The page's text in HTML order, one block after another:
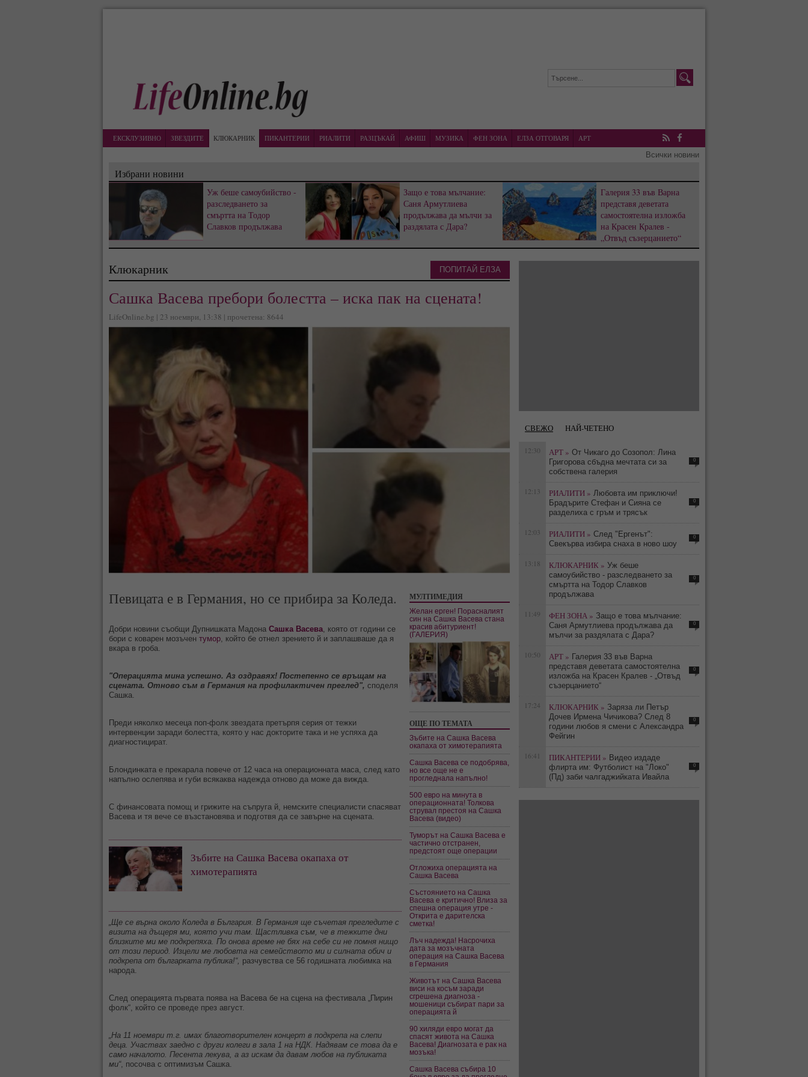
ЕКСКЛУЗИВНО ЗВЕЗДИТЕ КЛЮКАРНИК ПИКАНТЕРИИ РИАЛИТИ РАЗЦЪКАЙ АФИШ МУЗИКА ФЕН ЗОНА ЕЛЗА ОТГОВАРЯ
АРТ
RSS Facebook
Всички новини
Избрани новини
Уж беше самоубийство -
разследването за
смъртта на Тодор
Славков продължава
Защо е това мълчание:
Саня Армутлиева
продължава да мълчи за
раздялата с Дара?
Галерия 33 във Варна
представя деветата
самостоятелна изложба
на Красен Кралев -
„Отвъд съзерцанието“
Клюкарник
Сашка Васева пребори болестта – иска пак на сцената!
LifeOnline.bg | 23 ноември, 13:38 | прочетена: 8644
Певицата е в Германия, но се прибира за Коледа.
Добри новини съобщи Дупнишката Мадона Сашка Васева, която от години се
бори с коварен мозъчен тумор, който бе отнел зрението й и заплашваше да я
вкара в гроба.
"Операцията мина успешно. Аз оздравях! Постепенно се връщам на
сцената. Отново съм в Германия на профилактичен преглед", споделя
Сашка.
Преди няколко месеца поп-фолк звездата претърпя серия от тежки
интервенции заради болестта, която у нас докторите така и не успяха да
диагностицират.
Блондинката е прекарала повече от 12 часа на операционната маса, след като
напълно ослепява и губи всякаква надежда отново да може да вижда.
С финансовата помощ и грижите на съпруга й, немските специалисти спасяват
Васева и тя вече се възстановява и подготвя да се завърне на сцената.
Зъбите на Сашка Васева окапаха от
химотерапията
„Ще се върна около Коледа в България. В Германия ще съчетая прегледите с
визита на дъщеря ми, която учи там. Щастливка съм, че в тежките дни
близките ми ме подкрепяха. По онова време не бях на себе си не помня нищо
от този период. Изцели ме любовта на семейството ми и силната обич и
подкрепа от българката публика!“, разчувства се 56 годишната любимка на
народа.
След операцията първата поява на Васева бе на сцена на фестивала „Пирин
фолк“, който се проведе през август.
„На 11 ноември т.г. имах благотворителен концерт в подкрепа на слепи
деца. Участвах заедно с други колеги в зала 1 на НДК. Надявам се това да е
само началото. Песента лекува, а аз искам да давам любов на публиката
ми“, посочва с оптимизъм Сашка.
МУЛТИМЕДИЯ
Желан ерген! Порасналият
син на Сашка Васева стана
красив абитуриент!
(ГАЛЕРИЯ)
ОЩЕ ПО ТЕМАТА
Зъбите на Сашка Васева
окапаха от химотерапията
Сашка Васева се подобрява,
но все още не е
прогледнала напълно!
500 евро на минута в
операционната! Толкова
струвал престоя на Сашка
Васева (видео)
Туморът на Сашка Васева е
частично отстранен,
предстоят още операции
Отложиха операцията на
Сашка Васева
Състоянието на Сашка
Васева е критично! Влиза за
спешна операция утре -
Открита е дарителска
сметка!
Лъч надежда! Насрочиха
дата за мозъчната
операция на Сашка Васева
в Германия
Животът на Сашка Васева
виси на косъм заради
сгрешена диагноза -
мошеници събират пари за
операцията й
90 хиляди евро могат да
спасят живота на Сашка
Васева! Диагнозата е рак на
мозъка!
Сашка Васева събира 10
ПОПИТАЙ ЕЛЗА
СВЕЖО НАЙ-ЧЕТЕНО
12:30 АРТ » От Чикаго до Созопол: Лина
Григорова сбъдна мечтата си за
собствена галерия
0
12:13 РИАЛИТИ » Любовта им приключи!
Брадърите Стефан и Сияна се
разделиха с гръм и трясък
0
12:03 РИАЛИТИ » След "Ергенът":
Свекърва избира снаха в ново шоу
0
13:18 КЛЮКАРНИК » Уж беше
самоубийство - разследването за
смъртта на Тодор Славков
продължава
0
11:49 ФЕН ЗОНА » Защо е това мълчание:
Саня Армутлиева продължава да
мълчи за раздялата с Дара?
0
10:50 АРТ » Галерия 33 във Варна
представя деветата самостоятелна
изложба на Красен Кралев - „Отвъд
съзерцанието“
0
17:24 КЛЮКАРНИК » Заряза ли Петър
Дочев Ирмена Чичикова? След 8
години любов я смени с Александра
Фейгин
0
16:41 ПИКАНТЕРИИ » Видео издаде
флирта им: Футболист на "Локо"
(Пд) заби чалгаджийката Ивайла
0